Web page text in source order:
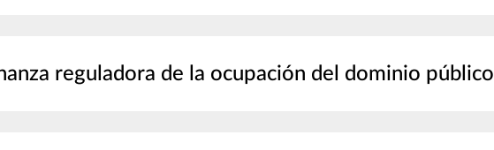
reguladora de la ocupación del dominio público